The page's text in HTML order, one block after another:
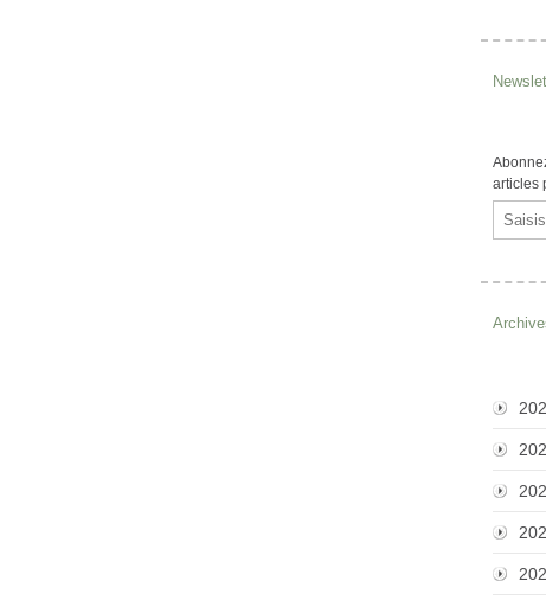
articles
Email